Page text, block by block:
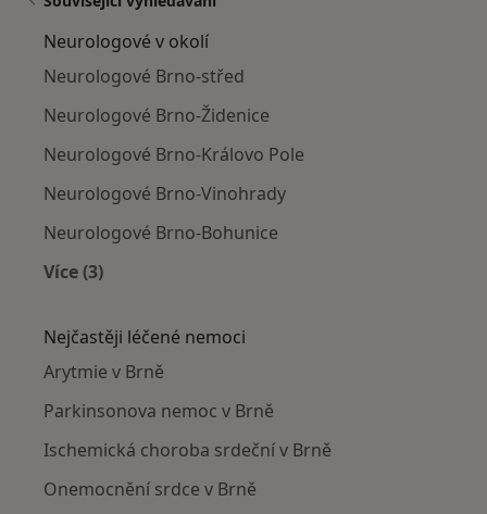
Neurologové v okolí
Neurologové Brno-střed
Neurologové Brno-Židenice
Neurologové Brno-Královo Pole
Neurologové Brno-Vinohrady
Neurologové Brno-Bohunice
Více (3)
Nejčastěji léčené nemoci
Arytmie v Brně
Parkinsonova nemoc v Brně
Ischemická choroba srdeční v Brně
Onemocnění srdce v Brně